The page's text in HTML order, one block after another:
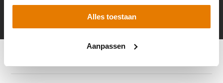
Alles toestaan
Aanpassen
* Lees hier de wettelijke beperkingen